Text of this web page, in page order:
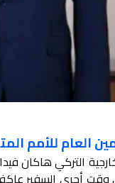
العام للأمم
التركي هاكان
وقت أجرى السفير